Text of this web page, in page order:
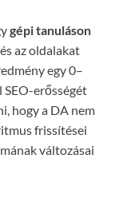
gépi tanuláson
az oldalakat
egy 0–
SEO-erősségét
hogy a DA nem
frissítései
változásai